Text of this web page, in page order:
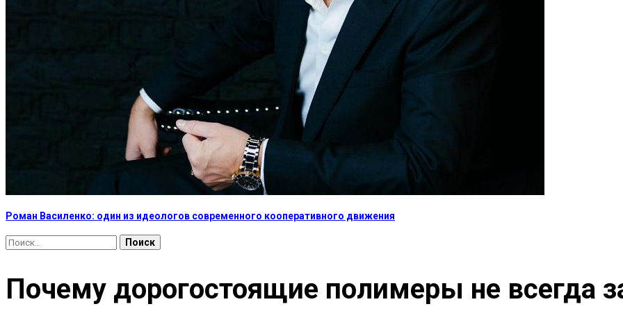
Роман Василенко: один из идеологов современного кооперативного движения
Найти:
Почему дорогостоящие полимеры не всегда